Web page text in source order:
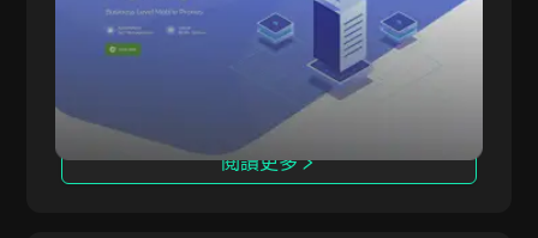
阿根廷
奧地利
比利時
求可靠高性能解決方案的企業和個人需求。自
2017年成立以來，我們專注於提供高質量的移動
代理，強調穩定性、安全性和速度。KeyProxy致
力於提供最先進的移動代理技術，幫助您輕鬆實現
目標。
閱讀更多